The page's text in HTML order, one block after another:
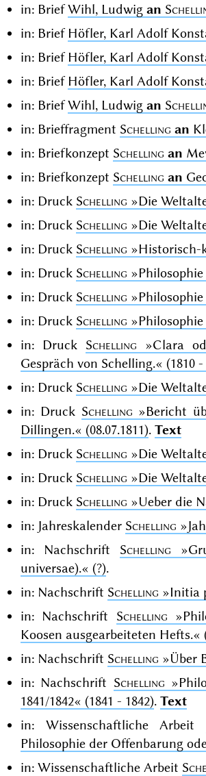
in: BriefWihl, Ludwig an
in: Brief Höfler, Karl Adolf
in: Brief Höfler, Karl Adolf
in: Brief Höfler, Karl Adolf
in: BriefWihl, Ludwig an
in: Brieffragment Schelling an
in: Briefkonzept Schelling an
in: Briefkonzept Schelling an
in: Druck Schelling »Die
in: Druck Schelling »Die
in: Druck Schelling »Historisch-
in: Druck Schelling
in: Druck Schelling
in: Druck Schelling
in: Druck Schelling
»Clara
Gespräch von Schelling.« (1810
in: Druck Schelling »Die
in: Druck Schelling »Bericht
Dillingen.« (08.07.1811). Text
in: Druck Schelling »Die
in: Druck Schelling »Die
in: Druck Schelling »Ueber die
in: Jahreskalender Schelling
in: Nachschrift Schelling
universae).« (?).
in: Nachschrift Schelling »Initia
in: Nachschrift Schelling
Koosen ausgearbeiteten Hefts.«
in: Nachschrift Schelling »Über
in: Nachschrift Schelling
1841/1842« (1841 - 1842). Text
in: Wissenschaftliche Arbeit
Philosophie der Offenbarung
in: Wissenschaftliche Arbeit